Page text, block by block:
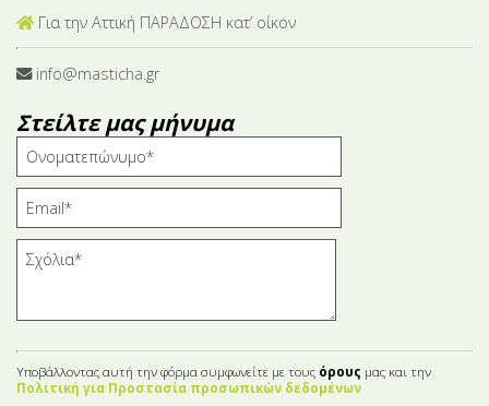
Για την Αττική ΠΑΡΑΔΟΣΗ κατ’ οίκον
info@masticha.gr
Στείλτε μας μήνυμα
Υποβάλλοντας αυτή την φόρμα συμφωνείτε με τους όρους μας και την
Πολιτική για Προστασία προσωπικών δεδομένων